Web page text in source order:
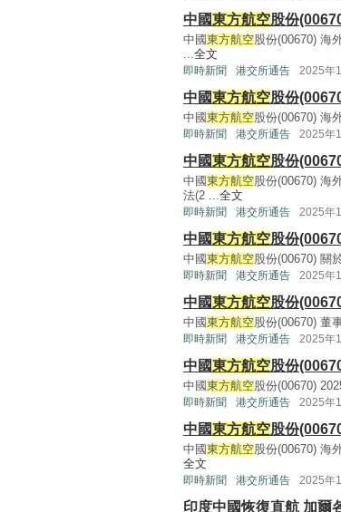
中國東方航空股份
中國東方航空股份(00670) 海
...全文
即時新聞 港交所通告 2025年
中國東方航空股份
中國東方航空股份(00670) 海
即時新聞 港交所通告 2025年
中國東方航空股份
中國東方航空股份(00670) 海
法(2 ...全文
即時新聞 港交所通告 2025年
中國東方航空股份
中國東方航空股份(00670) 關
即時新聞 港交所通告 2025年
中國東方航空股份
中國東方航空股份(00670) 董
即時新聞 港交所通告 2025年
中國東方航空股份
中國東方航空股份(00670)
即時新聞 港交所通告 2025年
中國東方航空股份
中國東方航空股份(00670) 海
全文
即時新聞 港交所通告 2025年
印度中國恢復直航 加爾